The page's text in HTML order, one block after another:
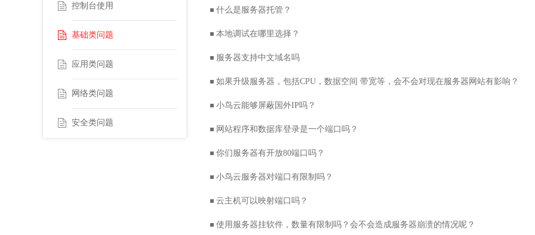
控制台使用
基础类问题
应用类问题
网络类问题
安全类问题
什么是服务器托管？
本地调试在哪里选择？
服务器支持中文域名吗
如果升级服务器，包括CPU，数据空间 带宽等，会不会对现在服务器网站有影响？
小鸟云能够屏蔽国外IP吗？
网站程序和数据库登录是一个端口吗？
你们服务器有开放80端口吗？
小鸟云服务器对端口有限制吗？
云主机可以映射端口吗？
使用服务器挂软件，数量有限制吗？会不会造成服务器崩溃的情况呢？